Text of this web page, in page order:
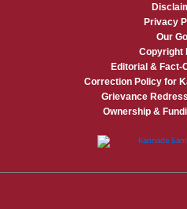
Privacy
Our
Copyright
Editorial & Fact-
Correction Policy for
Grievance
Ownership &